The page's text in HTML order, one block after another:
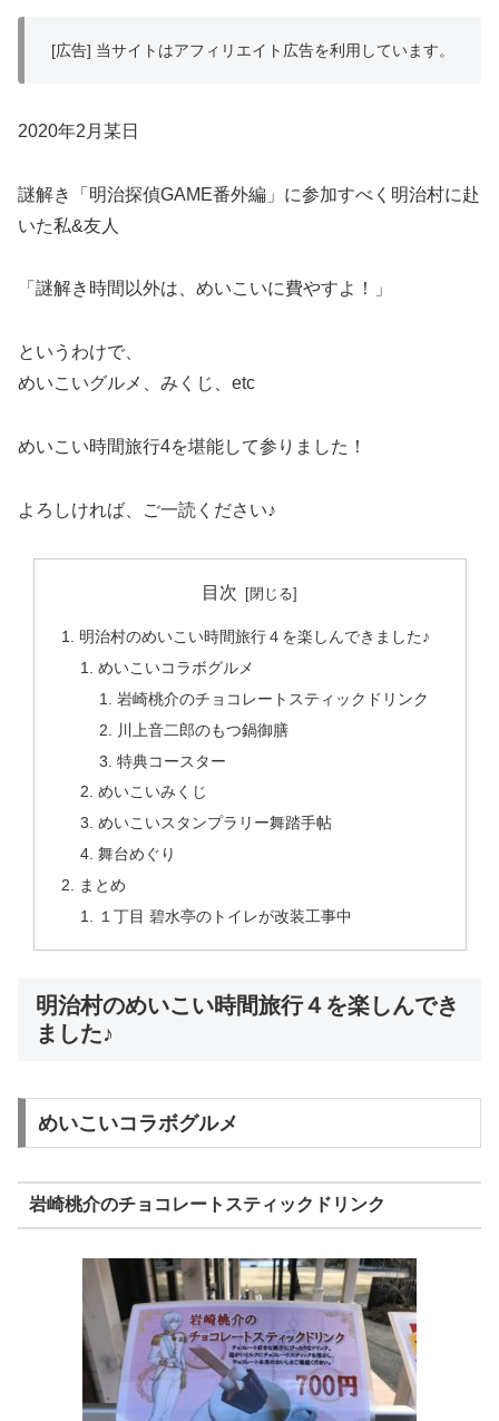
[広告] 当サイトはアフィリエイト広告を利用しています。
2020年2月某日
謎解き「明治探偵GAME番外編」に参加すべく明治村に赴
いた私&友人
「謎解き時間以外は、めいこいに費やすよ！」
というわけで、
めいこいグルメ、みくじ、etc
めいこい時間旅行4を堪能して参りました！
よろしければ、ご一読ください♪
目次
明治村のめいこい時間旅行４を楽しんできました♪
めいこいコラボグルメ
岩崎桃介のチョコレートスティックドリンク
川上音二郎のもつ鍋御膳
特典コースター
めいこいみくじ
めいこいスタンプラリー舞踏手帖
舞台めぐり
まとめ
１丁目 碧水亭のトイレが改装工事中
明治村のめいこい時間旅行４を楽しんでき
ました♪
めいこいコラボグルメ
岩崎桃介のチョコレートスティックドリンク